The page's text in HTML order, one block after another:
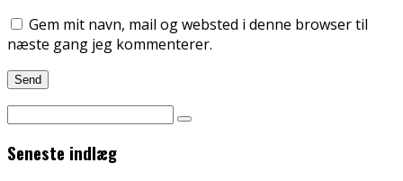
Gem mit navn, mail og websted i denne browser til
næste gang jeg kommenterer.
Seneste indlæg